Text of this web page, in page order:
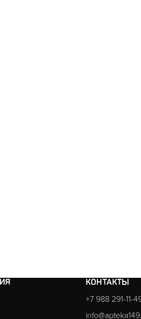
КОНТАКТЫ
+7 988 291-11-